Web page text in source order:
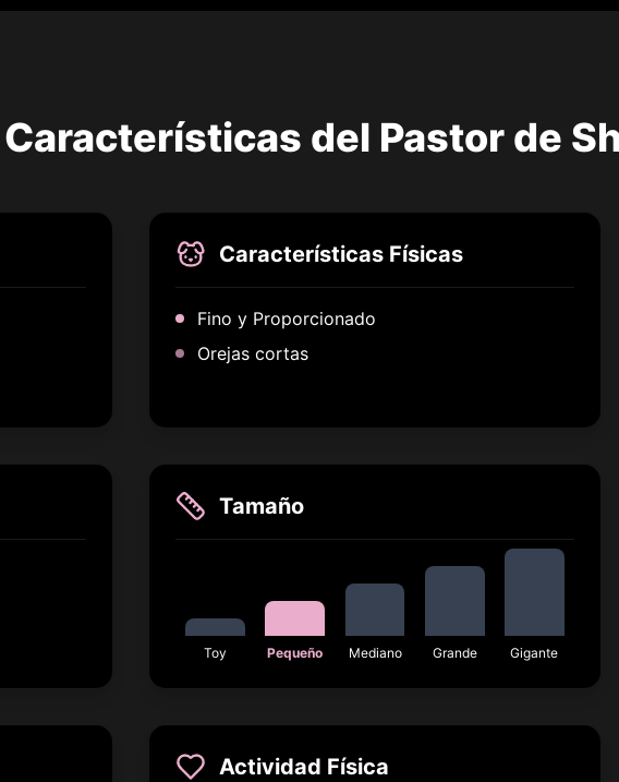
Características del Pastor de
Características Físicas
Fino y Proporcionado
Orejas cortas
Tamaño
Toy Pequeño Mediano Grande Gigante
Actividad Física